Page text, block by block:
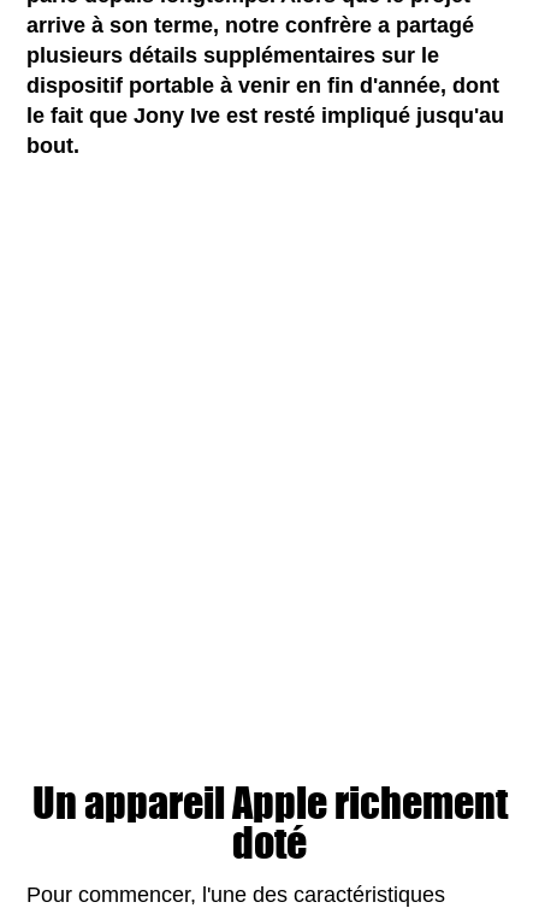
arrive à son terme, notre confrère a partagé
plusieurs détails supplémentaires sur le
dispositif portable à venir en fin d'année, dont
le fait que Jony Ive est resté impliqué jusqu'au
bout.
Un appareil Apple richement
doté
Pour commencer, l'une des caractéristiques